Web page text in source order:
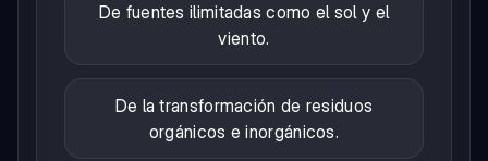
De fuentes ilimitadas como el sol y el
viento.
De la transformación de residuos
orgánicos e inorgánicos.